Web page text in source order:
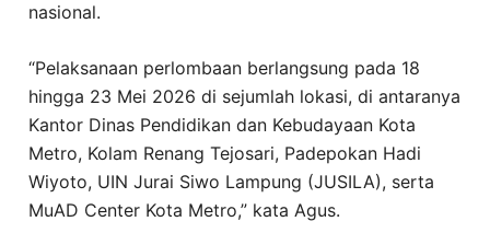
nasional.
“Pelaksanaan perlombaan berlangsung pada 18
hingga 23 Mei 2026 di sejumlah lokasi, di antaranya
Kantor Dinas Pendidikan dan Kebudayaan Kota
Metro, Kolam Renang Tejosari, Padepokan Hadi
Wiyoto, UIN Jurai Siwo Lampung (JUSILA), serta
MuAD Center Kota Metro,” kata Agus.